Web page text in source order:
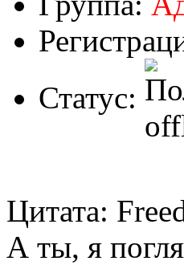
Статус:
Цитата:
А ты, я